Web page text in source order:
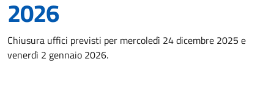
2026
Dettagli della notizia
Chiusura uffici previsti per mercoledì 24 dicembre 2025 e
venerdì 2 gennaio 2026.